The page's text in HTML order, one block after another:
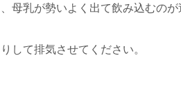
母乳が勢いよく出て飲み込むのが
して排気させてください。